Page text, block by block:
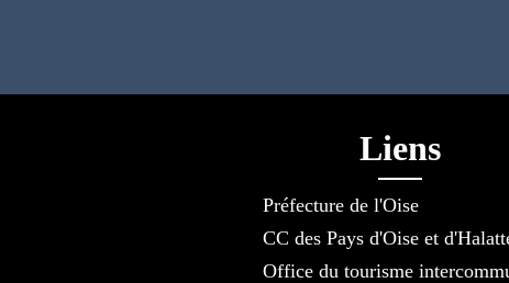
Liens
Préfecture de l'Oise
CC des Pays d'Oise et
Office du tourisme